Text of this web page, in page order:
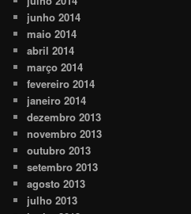
junho 2014
maio 2014
abril 2014
março 2014
fevereiro 2014
janeiro 2014
dezembro 2013
novembro 2013
outubro 2013
setembro 2013
agosto 2013
julho 2013